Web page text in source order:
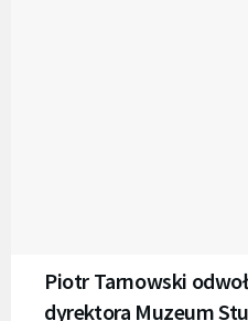
Piotr Tarnowski
dyrektora Muzeum